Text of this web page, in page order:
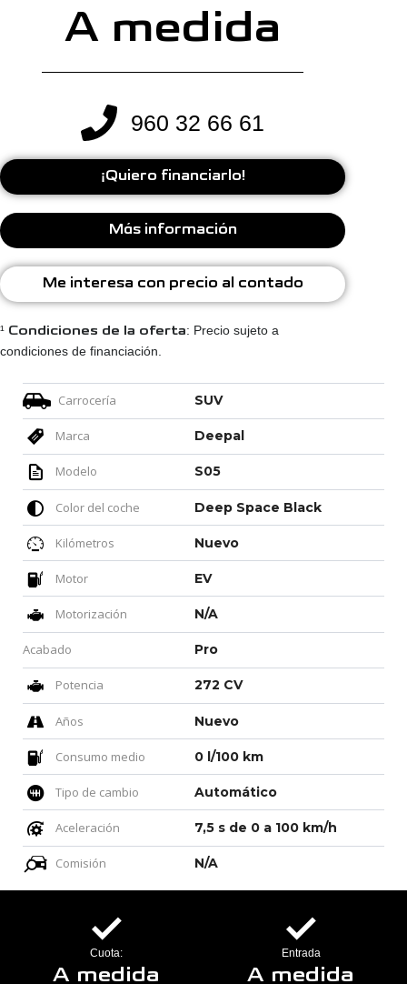
A medida
960 32 66 61
¡Quiero financiarlo!
Más información
Me interesa con precio al contado
¹ Condiciones de la oferta: Precio sujeto a
condiciones de financiación.
Carrocería SUV
Marca Deepal
Modelo S05
Color del coche Deep Space Black
Kilómetros Nuevo
Motor EV
Motorización N/A
Acabado Pro
Potencia 272 CV
Años Nuevo
Consumo medio 0 l/100 km
Tipo de cambio Automático
Aceleración 7,5 s de 0 a 100 km/h
Comisión N/A
Cuota:
A medida
Entrada
A medida